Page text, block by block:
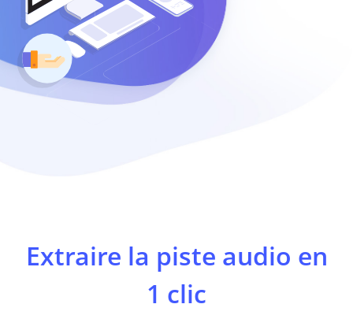
Extraire la piste audio en
1 clic